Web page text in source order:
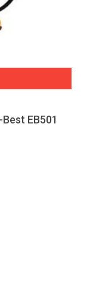
Best EB501